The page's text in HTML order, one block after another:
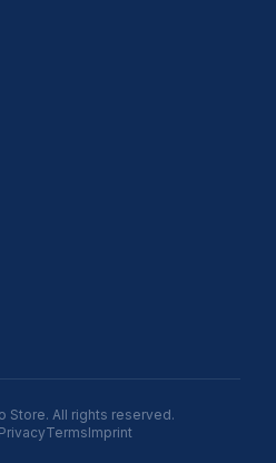
Store. All rights reserved.
PrivacyTermsImprint